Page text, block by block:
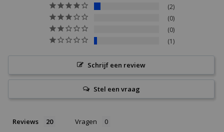
2
0
0
1
Schrijf een review
Stel een vraag
Reviews Vragen